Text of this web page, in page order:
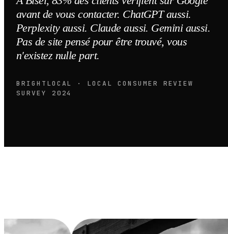
avant de vous contacter. ChatGPT aussi.
Perplexity aussi. Claude aussi. Gemini aussi.
Pas de site pensé pour être trouvé, vous
n'existez nulle part.
BRIGHTLOCAL · LOCAL CONSUMER REVIEW
SURVEY 2024